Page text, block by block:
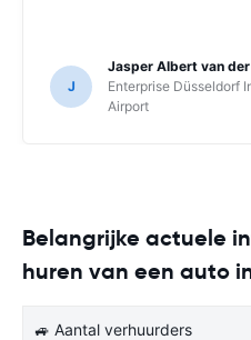
J
Jasper Albert van
Enterprise Düsseldorf
Airport
Belangrijke actuele
huren van een auto
🚙 Aantal verhuurders